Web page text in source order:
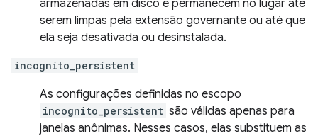
armazenadas em disco e permanecem no lugar até
serem limpas pela extensão governante ou até que
ela seja desativada ou desinstalada.
incognito_persistent
As configurações definidas no escopo
incognito_persistent são válidas apenas para
janelas anônimas. Nesses casos, elas substituem as